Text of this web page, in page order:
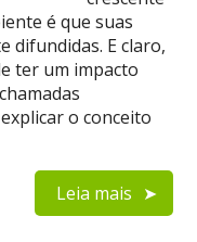
é que suas
difundidas. E claro,
ter um impacto
o conceito
Leia mais